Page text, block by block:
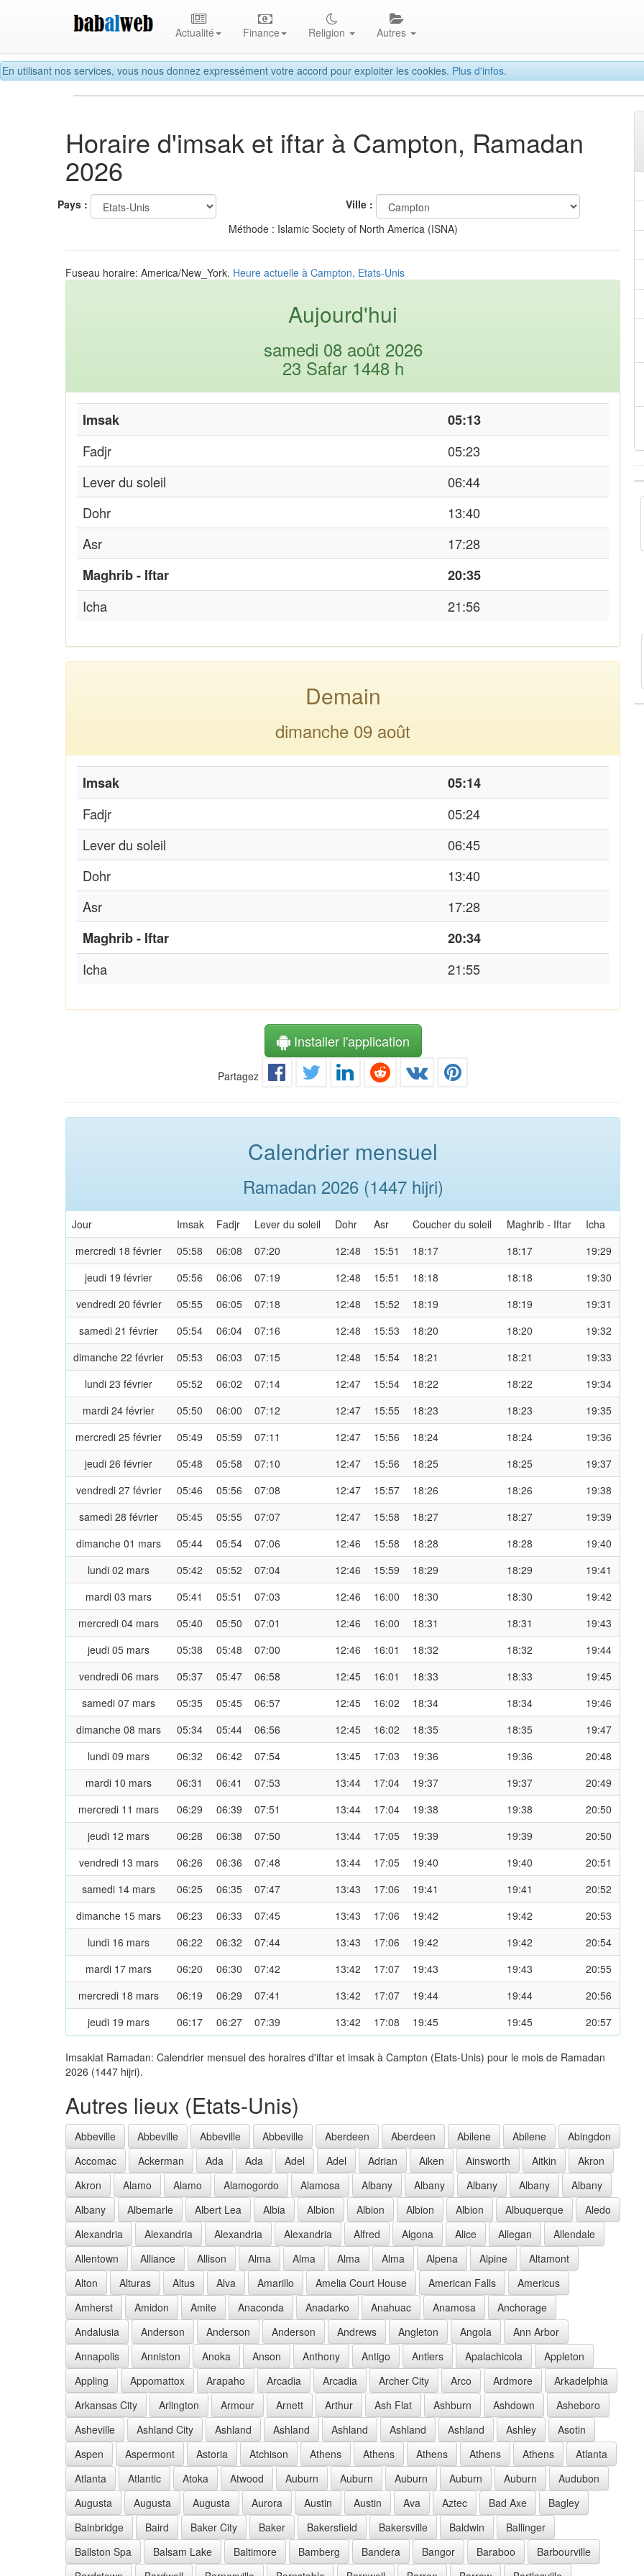
En utilisant nos services, vous nous donnez expressément votre accord pour exploiter les cookies. Plus d'infos.
Actualité Finance Religion Autres
Horaire d'imsak et iftar à Campton, Ramadan
2026
Pays :
Ville :
Méthode : Islamic Society of North America (ISNA)
Fuseau horaire: America/New_York. Heure actuelle à Campton, Etats-Unis
Aujourd'hui
samedi 08 août 2026
23 Safar 1448 h
Imsak
05:13
Fadjr
05:23
Lever du soleil
06:44
Dohr
13:40
Asr
17:28
Maghrib - Iftar
20:35
Icha
21:56
Demain
dimanche 09 août
Imsak
05:14
Fadjr
05:24
Lever du soleil
06:45
Dohr
13:40
Asr
17:28
Maghrib - Iftar
20:34
Icha
21:55
Installer l'application
Partagez
Calendrier mensuel
Ramadan 2026 (1447 hijri)
Jour Imsak Fadjr Lever du soleil Dohr Asr Coucher du soleil Maghrib - Iftar
Icha
mercredi 18 février
05:58 06:08 07:20 12:48 15:51 18:17 18:17
19:29
jeudi 19 février
05:56 06:06 07:19 12:48 15:51 18:18 18:18
19:30
vendredi 20 février
05:55 06:05 07:18 12:48 15:52 18:19 18:19
19:31
samedi 21 février
05:54 06:04 07:16 12:48 15:53 18:20 18:20
19:32
dimanche 22 février
05:53 06:03 07:15 12:48 15:54 18:21 18:21
19:33
lundi 23 février
05:52 06:02 07:14 12:47 15:54 18:22 18:22
19:34
mardi 24 février
05:50 06:00 07:12 12:47 15:55 18:23 18:23
19:35
mercredi 25 février
05:49 05:59 07:11 12:47 15:56 18:24 18:24
19:36
jeudi 26 février
05:48 05:58 07:10 12:47 15:56 18:25 18:25
19:37
vendredi 27 février
05:46 05:56 07:08 12:47 15:57 18:26 18:26
19:38
samedi 28 février
05:45 05:55 07:07 12:47 15:58 18:27 18:27
19:39
dimanche 01 mars
05:44 05:54 07:06 12:46 15:58 18:28 18:28
19:40
lundi 02 mars
05:42 05:52 07:04 12:46 15:59 18:29 18:29
19:41
mardi 03 mars
05:41 05:51 07:03 12:46 16:00 18:30 18:30
19:42
mercredi 04 mars
05:40 05:50 07:01 12:46 16:00 18:31 18:31
19:43
jeudi 05 mars
05:38 05:48 07:00 12:46 16:01 18:32 18:32
19:44
vendredi 06 mars
05:37 05:47 06:58 12:45 16:01 18:33 18:33
19:45
samedi 07 mars
05:35 05:45 06:57 12:45 16:02 18:34 18:34
19:46
dimanche 08 mars
05:34 05:44 06:56 12:45 16:02 18:35 18:35
19:47
lundi 09 mars
06:32 06:42 07:54 13:45 17:03 19:36 19:36
20:48
mardi 10 mars
06:31 06:41 07:53 13:44 17:04 19:37 19:37
20:49
mercredi 11 mars
06:29 06:39 07:51 13:44 17:04 19:38 19:38
20:50
jeudi 12 mars
06:28 06:38 07:50 13:44 17:05 19:39 19:39
20:50
vendredi 13 mars
06:26 06:36 07:48 13:44 17:05 19:40 19:40
20:51
samedi 14 mars
06:25 06:35 07:47 13:43 17:06 19:41 19:41
20:52
dimanche 15 mars
06:23 06:33 07:45 13:43 17:06 19:42 19:42
20:53
lundi 16 mars
06:22 06:32 07:44 13:43 17:06 19:42 19:42
20:54
mardi 17 mars
06:20 06:30 07:42 13:42 17:07 19:43 19:43
20:55
mercredi 18 mars
06:19 06:29 07:41 13:42 17:07 19:44 19:44
20:56
jeudi 19 mars
06:17 06:27 07:39 13:42 17:08 19:45 19:45 20:57
Imsakiat Ramadan: Calendrier mensuel des horaires d'iftar et imsak à Campton (Etats-Unis) pour le mois de Ramadan
2026 (1447 hijri).
Autres lieux (Etats-Unis)
Abbeville Abbeville Abbeville Abbeville Aberdeen Aberdeen Abilene Abilene
Abingdon
Accomac
Ackerman Ada Ada Adel Adel Adrian Aiken Ainsworth Aitkin
Akron
Akron
Alamo Alamo Alamogordo Alamosa Albany Albany Albany Albany
Albany
Albany
Albemarle Albert Lea Albia Albion Albion Albion Albion Albuquerque
Aledo
Alexandria
Alexandria Alexandria Alexandria Alfred Algona Alice Allegan
Allendale
Allentown
Alliance Allison Alma Alma Alma Alma Alpena Alpine
Altamont
Alton
Alturas Altus Alva Amarillo Amelia Court House American Falls
Americus
Amherst
Amidon Amite Anaconda Anadarko Anahuac Anamosa
Anchorage
Andalusia
Anderson Anderson Anderson Andrews Angleton Angola
Ann Arbor
Annapolis
Anniston Anoka Anson Anthony Antigo Antlers Apalachicola
Appleton
Appling
Appomattox Arapaho Arcadia Arcadia Archer City Arco Ardmore
Arkadelphia
Arkansas City
Arlington Armour Arnett Arthur Ash Flat Ashburn Ashdown
Asheboro
Asheville
Ashland City Ashland Ashland Ashland Ashland Ashland Ashley
Asotin
Aspen
Aspermont Astoria Atchison Athens Athens Athens Athens Athens
Atlanta
Atlanta
Atlantic Atoka Atwood Auburn Auburn Auburn Auburn Auburn
Audubon
Augusta
Augusta Augusta Aurora Austin Austin Ava Aztec Bad Axe
Bagley
Bainbridge
Baird Baker City Baker Bakersfield Bakersville Baldwin
Ballinger
Ballston Spa
Balsam Lake Baltimore Bamberg Bandera Bangor Baraboo
Barbourville